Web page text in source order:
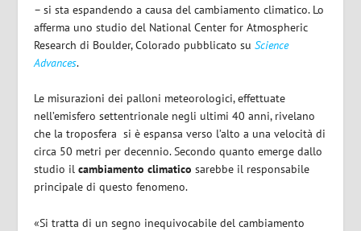
– si sta espandendo a causa del cambiamento climatico. Lo
afferma uno studio del National Center for Atmospheric
Research di Boulder, Colorado pubblicato suScience
Advances.
Le misurazioni dei palloni meteorologici, effettuate
nell’emisfero settentrionale negli ultimi 40 anni, rivelano
che la troposfera si è espansa verso l’alto a una velocità di
circa 50 metri per decennio. Secondo quanto emerge dallo
studio il cambiamento climatico sarebbe il responsabile
principale di questo fenomeno.
«Si tratta di un segno inequivocabile del cambiamento